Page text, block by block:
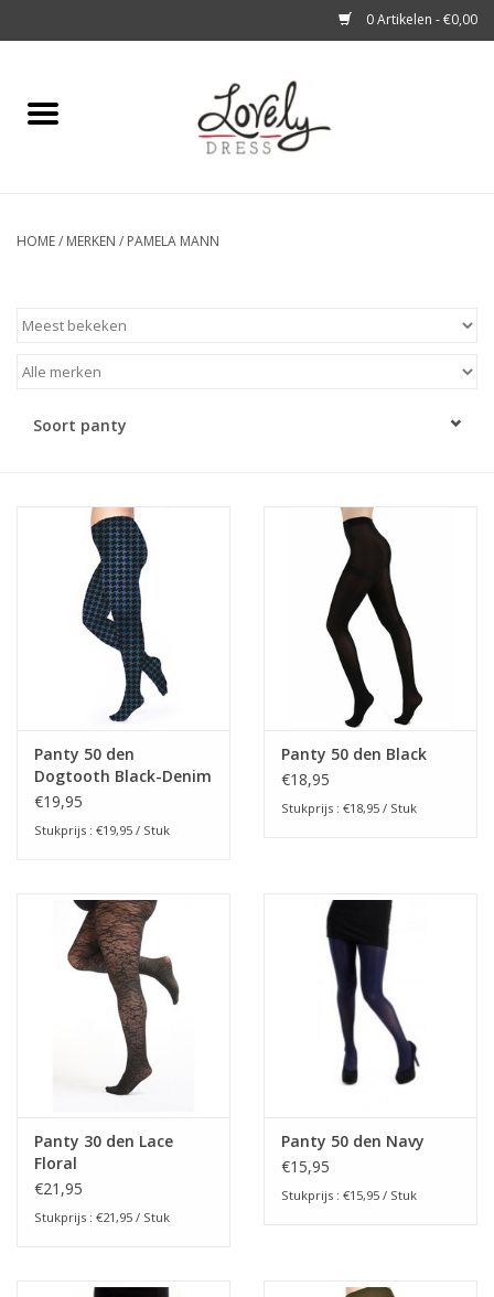
0 Artikelen - €0,00
Home
A story about
HOME/ MERKEN / PAMELA MANN
Soort panty
Panty 50 den
Dogtooth Black-Denim
€19,95
Stukprijs : €19,95 / Stuk
Panty 50 den Black
€18,95
Stukprijs : €18,95 / Stuk
Panty 30 den Lace
Floral
€21,95
Stukprijs : €21,95 / Stuk
Panty 50 den Navy
€15,95
Stukprijs : €15,95 / Stuk